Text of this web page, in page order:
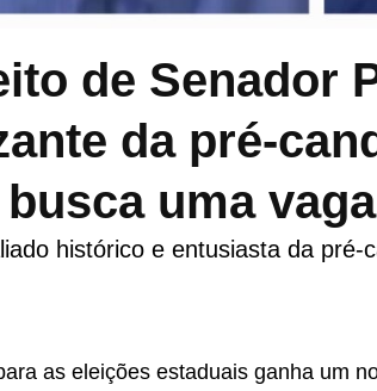
de Senador
da pré-
uma
histórico e entusiasta da
as eleições estaduais ganha um